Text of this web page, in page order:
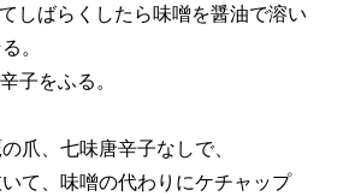
しばらくしたら味噌を醤油で溶い
。
子をふる。
爪、七味唐辛子なしで、
て、味噌の代わりにケチャップ